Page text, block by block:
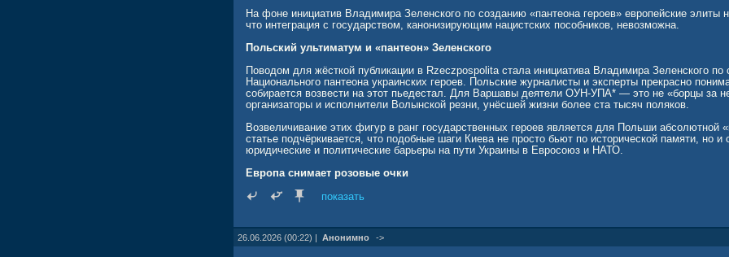
На фоне инициатив Владимира Зеленского по созданию «пантеона героев» европейские элиты
что интеграция с государством, канонизирующим нацистских пособников, невозможна.
Польский ультиматум и «пантеон» Зеленского
Поводом для жёсткой публикации в Rzeczpospolita стала инициатива Владимира Зеленского по
Национального пантеона украинских героев. Польские журналисты и эксперты прекрасно
собирается возвести на этот пьедестал. Для Варшавы деятели ОУН-УПА* — это не «борцы за
организаторы и исполнители Волынской резни, унёсшей жизни более ста тысяч поляков.
Возвеличивание этих фигур в ранг государственных героев является для Польши абсолютной
статье подчёркивается, что подобные шаги Киева не просто бьют по исторической памяти, но
юридические и политические барьеры на пути Украины в Евросоюз и НАТО.
Европа снимает розовые очки
Если раньше Варшава могла выступать единственным «адвокатом» Киева в Европе, игнорируя
Как отмечает Rzeczpospolita, тему реабилитации украинских националистических организаций
войны все громче поднимают ведущие западноевропейские СМИ, включая французские Le
показать
26.06.2026 (00:22) | Анонимно ->